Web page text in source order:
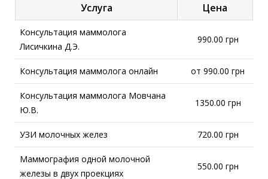
Услуга Цена
Консультация маммолога
Лисичкина Д.Э.
990.00 грн
Консультация маммолога онлайн от 990.00 грн
Консультация маммолога Мовчана
Ю.В.
1350.00 грн
УЗИ молочных желез 720.00 грн
Маммография одной молочной
железы в двух проекциях
550.00 грн